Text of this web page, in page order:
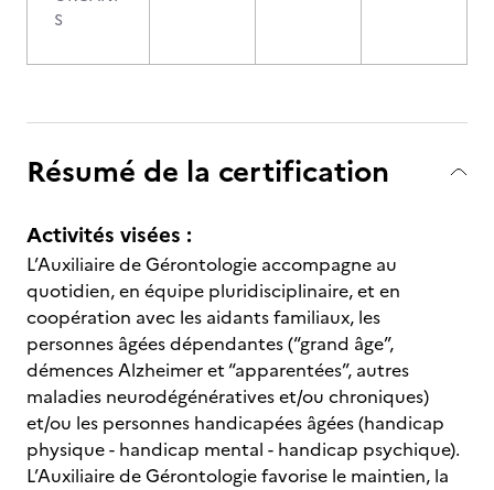
S
Résumé de la certification
Activités visées :
L’Auxiliaire de Gérontologie accompagne au
quotidien, en équipe pluridisciplinaire, et en
coopération avec les aidants familiaux, les
personnes âgées dépendantes (“grand âge”,
démences Alzheimer et “apparentées”, autres
maladies neurodégénératives et/ou chroniques)
et/ou les personnes handicapées âgées (handicap
physique - handicap mental - handicap psychique).
L’Auxiliaire de Gérontologie favorise le maintien, la